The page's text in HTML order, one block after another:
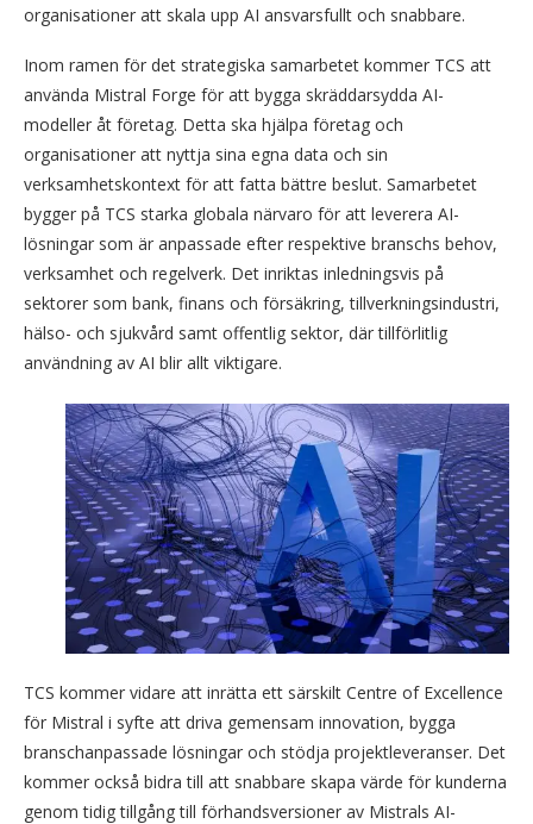
organisationer att skala upp AI ansvarsfullt och snabbare.
Inom ramen för det strategiska samarbetet kommer TCS att
använda Mistral Forge för att bygga skräddarsydda AI-
modeller åt företag. Detta ska hjälpa företag och
organisationer att nyttja sina egna data och sin
verksamhetskontext för att fatta bättre beslut. Samarbetet
bygger på TCS starka globala närvaro för att leverera AI-
lösningar som är anpassade efter respektive branschs behov,
verksamhet och regelverk. Det inriktas inledningsvis på
sektorer som bank, finans och försäkring, tillverkningsindustri,
hälso- och sjukvård samt offentlig sektor, där tillförlitlig
användning av AI blir allt viktigare.
TCS kommer vidare att inrätta ett särskilt Centre of Excellence
för Mistral i syfte att driva gemensam innovation, bygga
branschanpassade lösningar och stödja projektleveranser. Det
kommer också bidra till att snabbare skapa värde för kunderna
genom tidig tillgång till förhandsversioner av Mistrals AI-